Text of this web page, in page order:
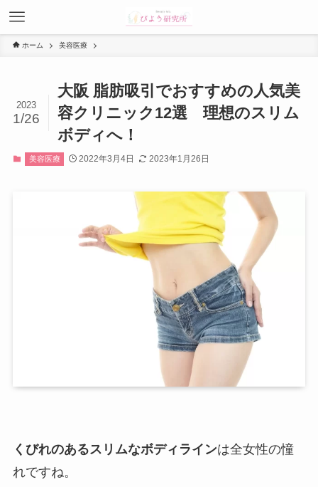
ホーム 美容医療
大阪 脂肪吸引でおすすめの人気美
容クリニック12選 理想のスリム
ボディへ！
2023
1/26
美容医療 2022年3月4日 2023年1月26日
くびれのあるスリムなボディラインは全女性の憧
れですね。